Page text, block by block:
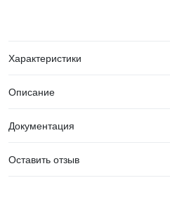
Характеристики
Описание
Документация
Оставить отзыв